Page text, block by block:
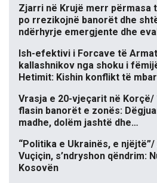
Zjarri në Krujë merr përmasa
po rrezikojnë banorët dhe
ndërhyrje emergjente dhe
Ish-efektivi i Forcave të
kallashnikov nga shoku i
Hetimit: Kishin konflikt të
Vrasja e 20-vjeçarit në
flasin banorët e zonës:
madhe, dolëm jashtë dhe…
“Politika e Ukrainës, e
Vuçiçin, s’ndryshon qëndrim:
Kosovën